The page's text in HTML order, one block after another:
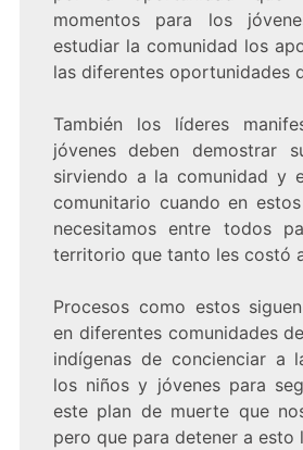
momentos para los
estudiar la comunidad los
las diferentes oportunidades
También los líderes
jóvenes deben demostrar
sirviendo a la comunidad y
comunitario cuando en
necesitamos entre todos
territorio que tanto les costó
Procesos como estos
en diferentes comunidades
indígenas de concienciar a
los niños y jóvenes para
este plan de muerte que
pero que para detener a esto